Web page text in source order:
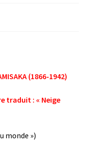
(1866-1942)
traduit : « Neige
monde »)